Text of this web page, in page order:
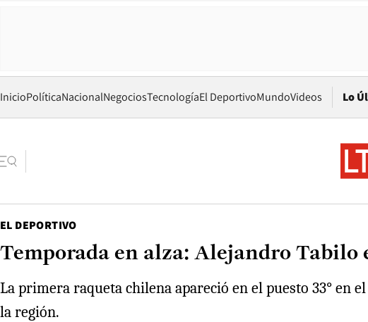
InicioPolíticaNacionalNegociosTecnologíaEl DeportivoMundoVideos Lo
EL DEPORTIVO
Temporada en alza: Alejandro Tabilo
La primera raqueta chilena apareció en el puesto 33° en
la región.